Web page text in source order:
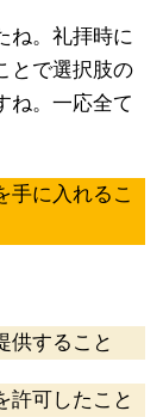
ね。礼拝時に
とで選択肢の
ね。一応全て
に入れるこ
すること
可したこと